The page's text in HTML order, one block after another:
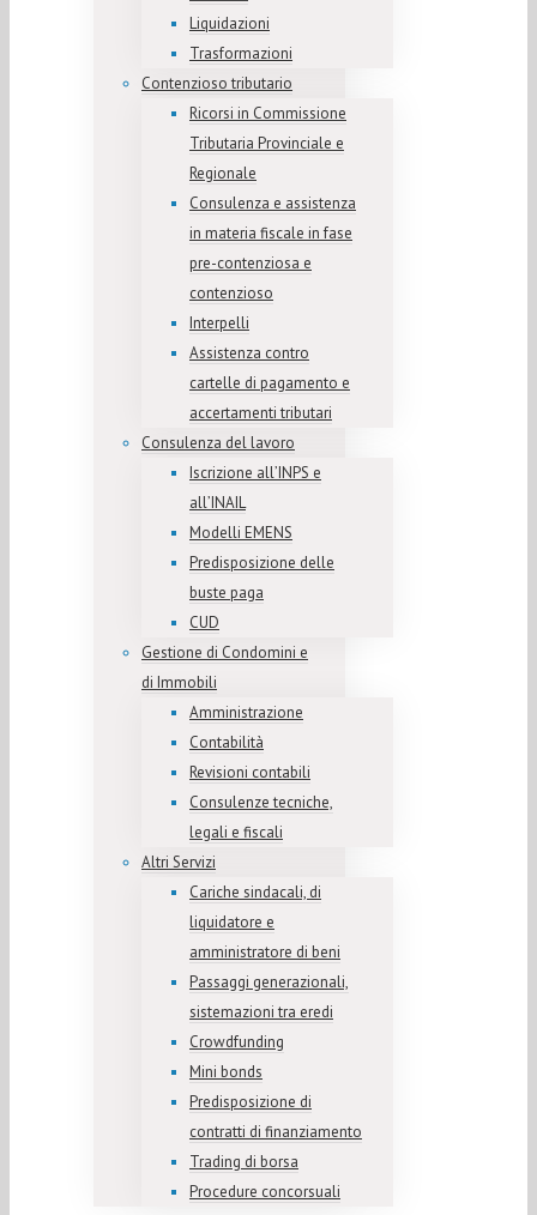
Liquidazioni
Trasformazioni
Contenzioso tributario
Ricorsi in Commissione
Tributaria Provinciale e
Regionale
Consulenza e assistenza
in materia fiscale in fase
pre-contenziosa e
contenzioso
Interpelli
Assistenza contro
cartelle di pagamento e
accertamenti tributari
Consulenza del lavoro
Iscrizione all’INPS e
all’INAIL
Modelli EMENS
Predisposizione delle
buste paga
CUD
Gestione di Condomini e
di Immobili
Amministrazione
Contabilità
Revisioni contabili
Consulenze tecniche,
legali e fiscali
Altri Servizi
Cariche sindacali, di
liquidatore e
amministratore di beni
Passaggi generazionali,
sistemazioni tra eredi
Crowdfunding
Mini bonds
Predisposizione di
contratti di finanziamento
Trading di borsa
Procedure concorsuali